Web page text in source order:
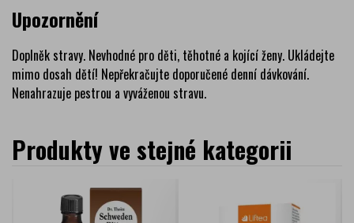
Upozornění
Doplněk stravy. Nevhodné pro děti, těhotné a kojící ženy. Ukládejte
mimo dosah dětí! Nepřekračujte doporučené denní dávkování.
Nenahrazuje pestrou a vyváženou stravu.
Produkty ve stejné kategorii